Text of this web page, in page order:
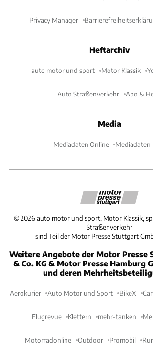
Privacy Manager
Heftarchiv
auto motor und sport Motor Klassik
Auto Straßenverkehr Abo &
Media
Mediadaten Online Mediadaten
©2026 auto motor und sport, Motor Klassik,
Straßenverkehr
sind Teil der Motor Presse Stuttgart
Weitere Angebote der Motor Presse
& Co. KG & Motor Presse Hamburg
und deren
Aerokurier Auto Motor und Sport BikeX
Flugrevue Klettern mehr-tanken
Motorradonline Outdoor Promobil